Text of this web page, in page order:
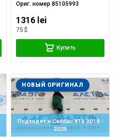
Ориг. номер85105993
1316 lei
75 $
Купить
Подходит к Cadillac XT6 2019 -
2025
НОВЫЙ ОРИГИНАЛ